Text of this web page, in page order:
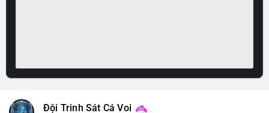
Đội Trinh Sát Cá Voi